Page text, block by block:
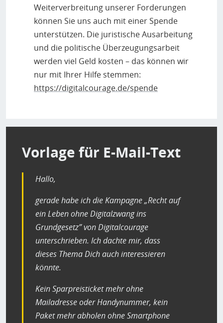
Weiterverbreitung unserer Forderungen
können Sie uns auch mit einer Spende
unterstützen. Die juristische Ausarbeitung
und die politische Überzeugungsarbeit
werden viel Geld kosten – das können wir
nur mit Ihrer Hilfe stemmen:
https://digitalcourage.de/spende
Vorlage für E-Mail-Text
Hallo,
gerade habe ich die Kampagne „Recht auf
ein Leben ohne Digitalzwang ins
Grundgesetz” von Digitalcourage
unterschrieben. Ich dachte mir, dass
dieses Thema Dich auch interessieren
könnte.
Kein Sparpreisticket mehr ohne
Mailadresse oder Handynummer, kein
Paket mehr abholen ohne Smartphone